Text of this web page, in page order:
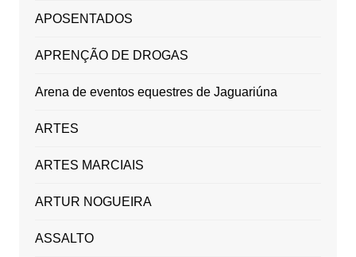
APOSENTADOS
APRENÇÃO DE DROGAS
Arena de eventos equestres de Jaguariúna
ARTES
ARTES MARCIAIS
ARTUR NOGUEIRA
ASSALTO